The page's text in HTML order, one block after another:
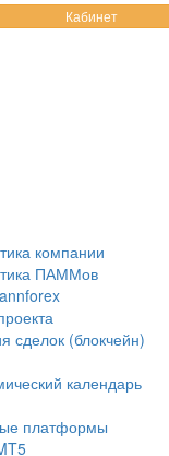
Кабинет
компании
ПАММов
сделок (блокчейн)
календарь
платформы